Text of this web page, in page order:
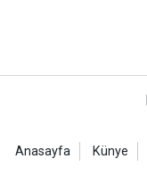
Anasayfa Künye